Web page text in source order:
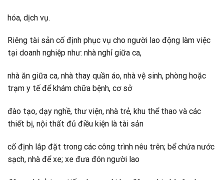
hóa, dịch vụ.
Riêng tài sản cố định phục vụ cho người lao động làm việc
tại doanh nghiệp như: nhà nghỉ giữa ca,
nhà ăn giữa ca, nhà thay quần áo, nhà vệ sinh, phòng hoặc
trạm y tế để khám chữa bệnh, cơ sở
đào tạo, dạy nghề, thư viện, nhà trẻ, khu thể thao và các
thiết bị, nội thất đủ điều kiện là tài sản
cố định lắp đặt trong các công trình nêu trên; bể chứa nước
sạch, nhà để xe; xe đưa đón người lao